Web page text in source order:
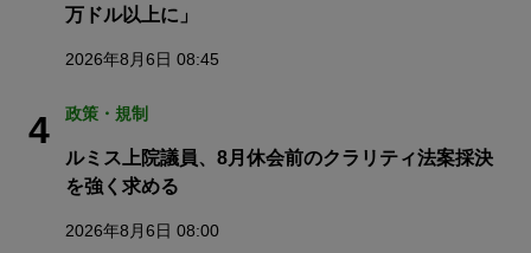
万ドル以上に」
2026年8月6日 08:45
4 政策・規制
ルミス上院議員、8月休会前のクラリティ法案採決
を強く求める
2026年8月6日 08:00